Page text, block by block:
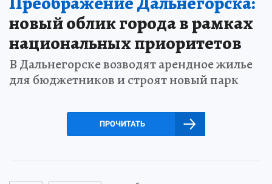
новый облик города в рамках
национальных приоритетов
В Дальнегорске возводят арендное жилье
для бюджетников и строят новый парк
ПРОЧИТАТЬ